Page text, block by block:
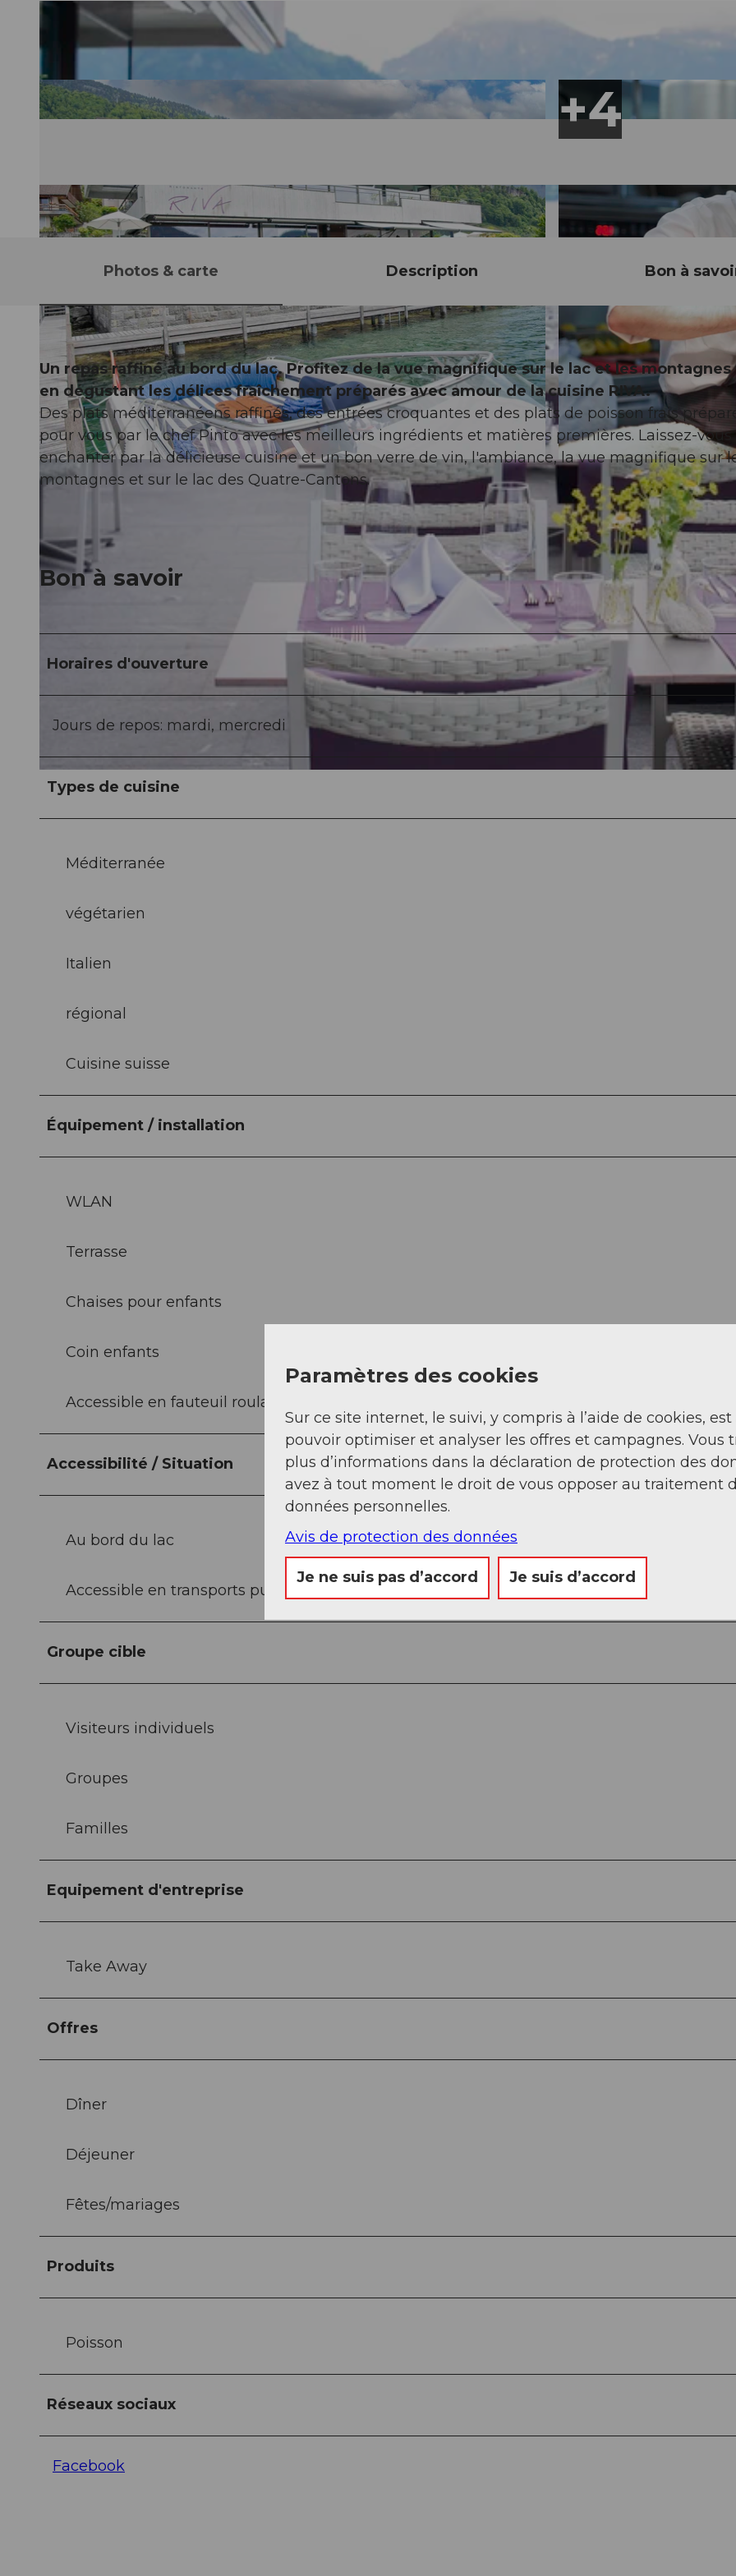
© Lenila, LenilaCipriana | © Lenila Fotografie, Lenila Cipriana | CC-BY-NC-ND
Photos & carte Description Bon à
Un repas raffiné au bord du lac. Profitez de la vue magnifique sur le lac et les
en dégustant les délices fraîchement préparés avec amour de la cuisine RIVA.
Des plats méditerranéens raffinés, des entrées croquantes et des plats de poisson frais
pour vous par le chef Pinto avec les meilleurs ingrédients et matières premières. Laissez-vous
enchanter par la délicieuse cuisine et un bon verre de vin, l'ambiance, la vue magnifique sur
montagnes et sur le lac des Quatre-Cantons.
Bon à savoir
Horaires d'ouverture
Jours de repos: mardi, mercredi
Types de cuisine
Méditerranée
végétarien
Italien
régional
Cuisine suisse
Équipement / installation
WLAN
Terrasse
Chaises pour enfants
Coin enfants
Accessible en fauteuil roulant
Accessibilité / Situation
Au bord du lac
Accessible en transports publics
Groupe cible
Visiteurs individuels
Groupes
Familles
Equipement d'entreprise
Take Away
Offres
Dîner
Déjeuner
Fêtes/mariages
Produits
Poisson
Réseaux sociaux
Facebook
Paramètres des cookies
Sur ce site internet, le suivi, y compris à l’aide de cookies,
pouvoir optimiser et analyser les offres et campagnes. Vous
plus d’informations dans la déclaration de protection des
avez à tout moment le droit de vous opposer au traitement
données personnelles.
Avis de protection des données
Je ne suis pas d’accord Je suis d’accord